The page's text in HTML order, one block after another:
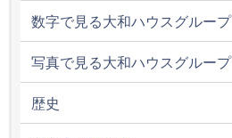
数字で見る大和ハウスグループ
写真で見る大和ハウスグループ
歴史